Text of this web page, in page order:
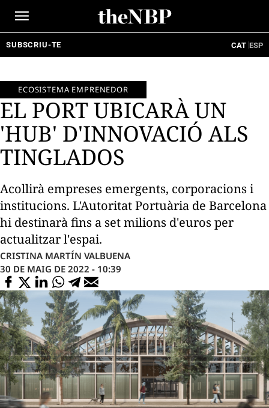
SUBSCRIU-TE CAT ESP
ECOSISTEMA EMPRENEDOR
EL PORT UBICARÀ UN
'HUB' D'INNOVACIÓ ALS
TINGLADOS
Acollirà empreses emergents, corporacions i
institucions. L'Autoritat Portuària de Barcelona
hi destinarà fins a set milions d'euros per
actualitzar l'espai.
CRISTINA MARTÍN VALBUENA
30 DE MAIG DE 2022 - 10:39